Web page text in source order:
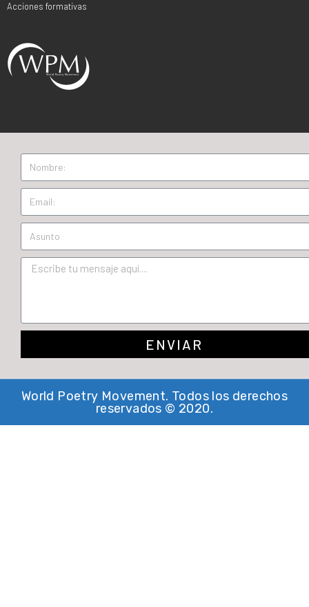
Acciones formativas
ENVIAR
World Poetry Movement. Todos los derechos
reservados © 2020.